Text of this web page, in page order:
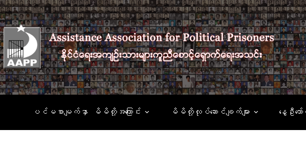
Skip
to
content
ပင်မစာမျက်နှာ မိမိတို့အကြောင်း မိမိတို့လုပ်ဆောင်ချက်များ နွေဦးတေ